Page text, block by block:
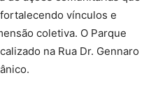
vínculos e
coletiva. O Parque
na Rua Dr. Gennaro